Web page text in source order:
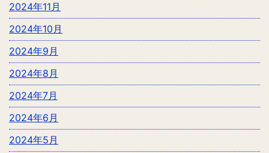
2024年11月
2024年10月
2024年9月
2024年8月
2024年7月
2024年6月
2024年5月